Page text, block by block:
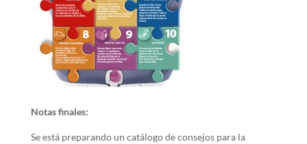
Notas finales:
Se está preparando un catálogo de consejos para la